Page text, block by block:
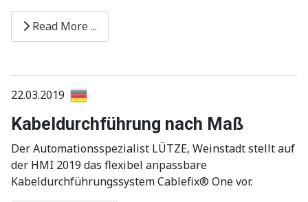
Read More ...
22.03.2019
Kabeldurchführung nach Maß
Der Automationsspezialist LÜTZE, Weinstadt stellt auf
der HMI 2019 das flexibel anpassbare
Kabeldurchführungssystem Cablefix® One vor.